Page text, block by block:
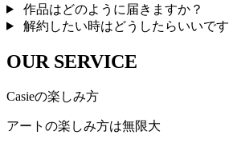
作品はどのように届きますか？
解約したい時はどうしたらいいです
OUR SERVICE
Casieの楽しみ方
アートの楽しみ方は無限大